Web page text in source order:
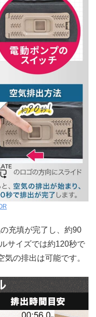
充填が完了し、約90
サイズでは約120秒で
の排出は可能です。